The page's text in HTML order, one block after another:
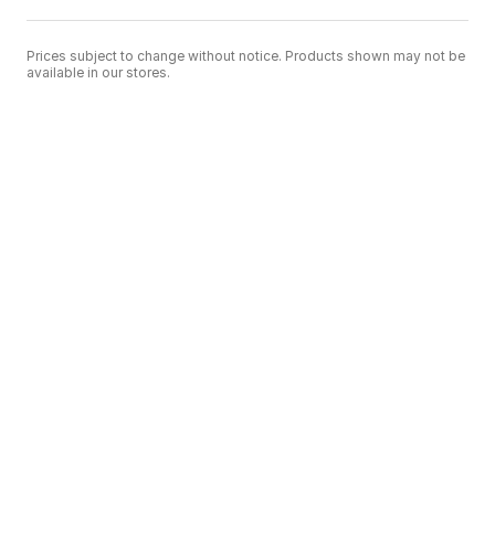
Prices subject to change without notice. Products shown may not be
available in our stores.